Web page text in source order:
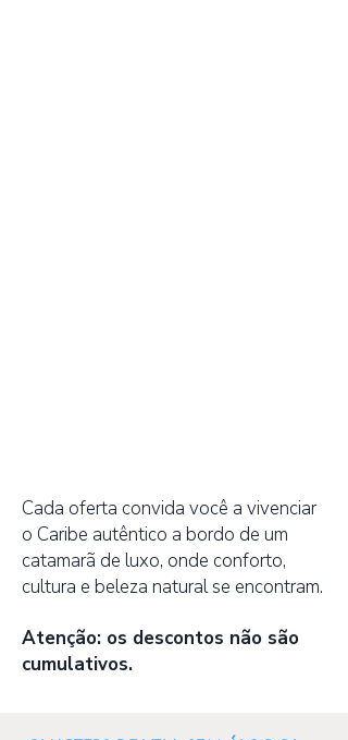
Cada oferta convida você a vivenciar
o Caribe autêntico a bordo de um
catamarã de luxo, onde conforto,
cultura e beleza natural se encontram.
Atenção: os descontos não são
cumulativos.